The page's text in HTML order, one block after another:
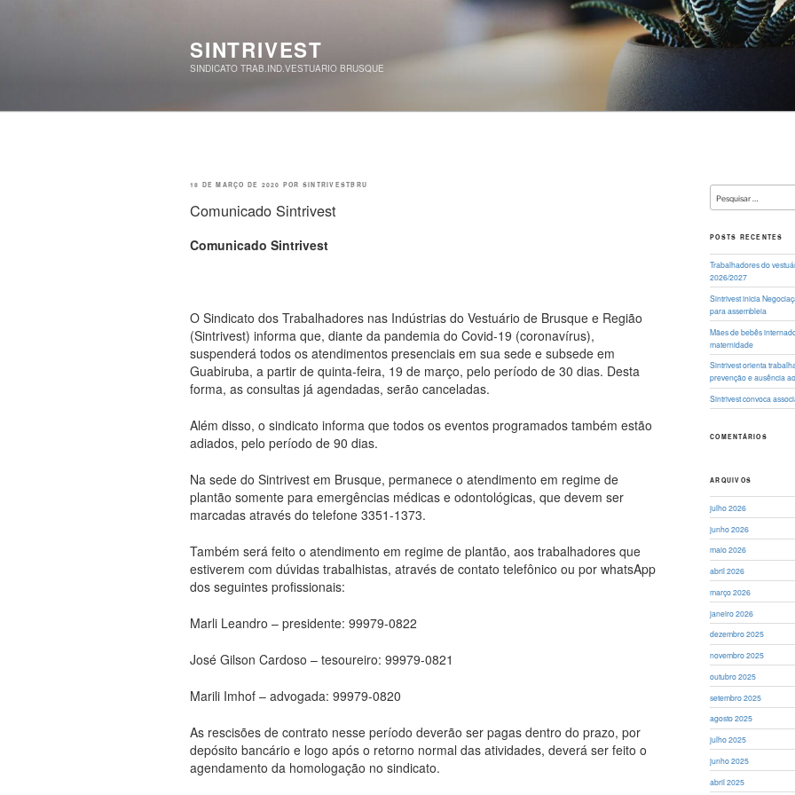
SINTRIVEST
SINDICATO TRAB.IND.VESTUARIO BRUSQUE
PUBLICADO
18 DE MARÇO DE 2020 POR SINTRIVESTBRU
Comunicado Sintrivest
Comunicado Sintrivest
O Sindicato dos Trabalhadores nas Indústrias do Vestuário de Brusque e Região
(Sintrivest) informa que, diante da pandemia do Covid-19 (coronavírus),
suspenderá todos os atendimentos presenciais em sua sede e subsede em
Guabiruba, a partir de quinta-feira, 19 de março, pelo período de 30 dias. Desta
forma, as consultas já agendadas, serão canceladas.
Além disso, o sindicato informa que todos os eventos programados também estão
adiados, pelo período de 90 dias.
Na sede do Sintrivest em Brusque, permanece o atendimento em regime de
plantão somente para emergências médicas e odontológicas, que devem ser
marcadas através do telefone 3351-1373.
Também será feito o atendimento em regime de plantão, aos trabalhadores que
estiverem com dúvidas trabalhistas, através de contato telefônico ou por whatsApp
dos seguintes profissionais:
Marli Leandro – presidente: 99979-0822
José Gilson Cardoso – tesoureiro: 99979-0821
Marili Imhof – advogada: 99979-0820
As rescisões de contrato nesse período deverão ser pagas dentro do prazo, por
depósito bancário e logo após o retorno normal das atividades, deverá ser feito o
agendamento da homologação no sindicato.
Pesquisar
por:
POSTS RECENTES
Trabalhadores do
2026/2027
Sintrivest inicia
para assembleia
Mães de bebês
maternidade
Sintrivest orienta
prevenção e ausência
Sintrivest convoca
COMENTÁRIOS
ARQUIVOS
julho 2026
junho 2026
maio 2026
abril 2026
março 2026
janeiro 2026
dezembro 2025
novembro 2025
outubro 2025
setembro 2025
agosto 2025
julho 2025
junho 2025
abril 2025